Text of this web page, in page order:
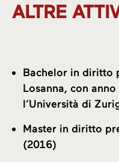
ALTRE
Bachelor in diritto
Losanna, con
l’Università di
Master in diritto
(2016)